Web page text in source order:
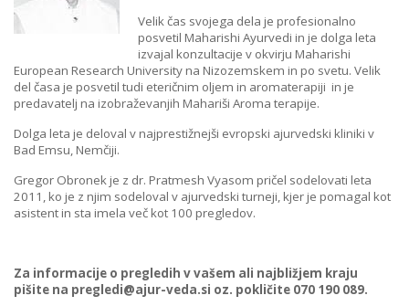
Velik čas svojega dela je profesionalno
posvetil Maharishi Ayurvedi in je dolga leta
izvajal konzultacije v okvirju Maharishi
European Research University na Nizozemskem in po svetu. Velik
del časa je posvetil tudi eteričnim oljem in aromaterapiji in je
predavatelj na izobraževanjih Mahariši Aroma terapije.
Dolga leta je deloval v najprestižnejši evropski ajurvedski kliniki v
Bad Emsu, Nemčiji.
Gregor Obronek je z dr. Pratmesh Vyasom pričel sodelovati leta
2011, ko je z njim sodeloval v ajurvedski turneji, kjer je pomagal kot
asistent in sta imela več kot 100 pregledov.
Za informacije o pregledih v vašem ali najbližjem kraju
pišite na pregledi@ajur-veda.si oz. pokličite 070 190 089.